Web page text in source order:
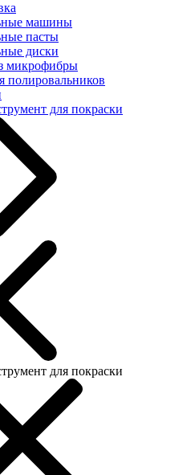
машины
пасты
диски
микрофибры
полировальников
для покраски
для покраски